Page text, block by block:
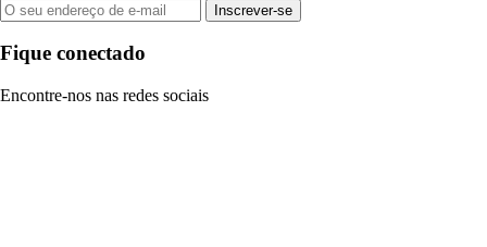
Inscrever-se
Fique conectado
Encontre-nos nas redes sociais